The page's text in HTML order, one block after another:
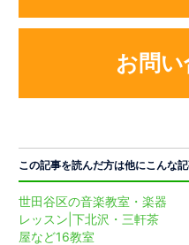
お問
この記事を読んだ方は他にこんな記
世田谷区の音楽教室・楽器
レッスン|下北沢・三軒茶
屋など16教室